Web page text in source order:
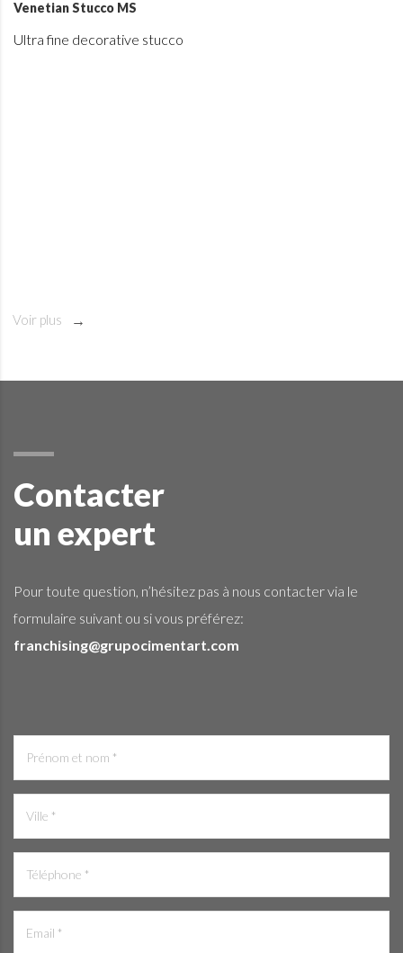
Venetian Stucco MS
Ultra fine decorative stucco
Voir plus
Contacter
un expert
Pour toute question, n’hésitez pas à nous contacter via le
formulaire suivant ou si vous préférez:
franchising@grupocimentart.com